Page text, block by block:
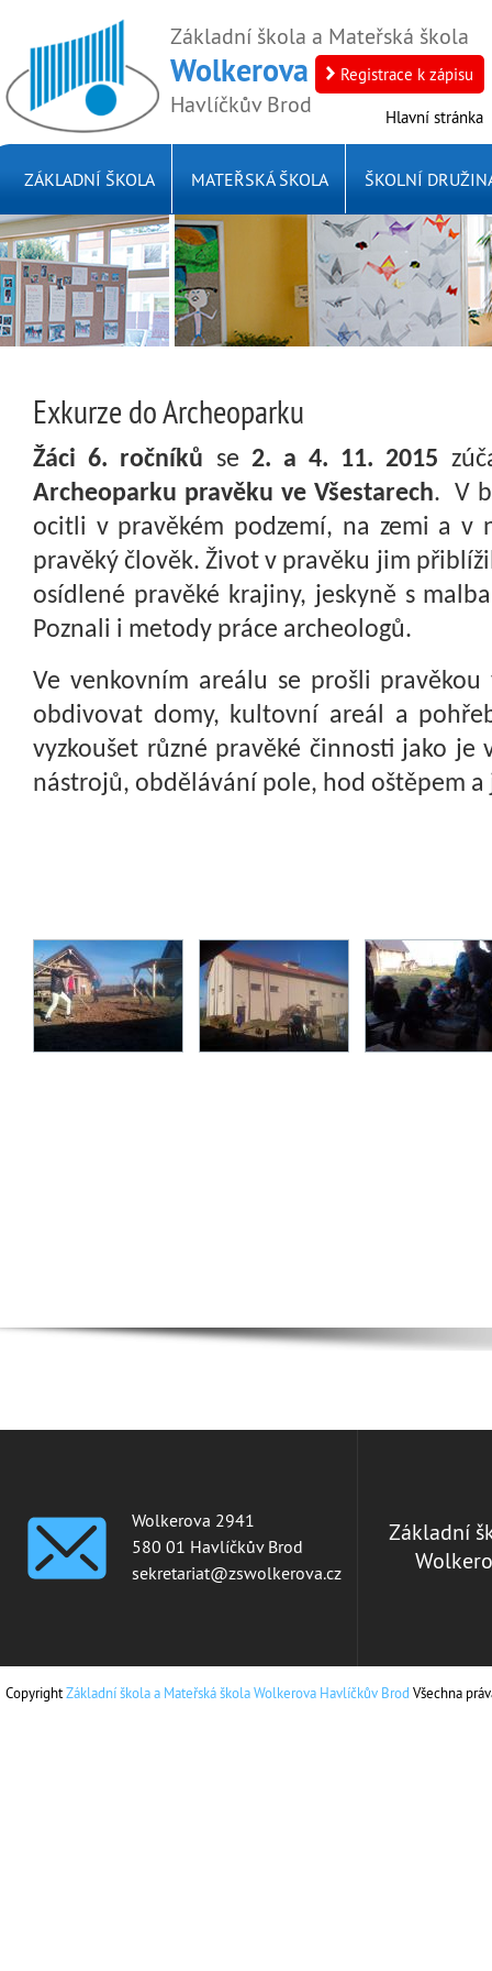
Základní škola a Mateřská škola
Wolkerova
Havlíčkův Brod
Registrace k zápisu
Hlavní stránka
ZÁKLADNÍ ŠKOLA MATEŘSKÁ ŠKOLA ŠKOLNÍ
Exkurze do Archeoparku
Žáci 6. ročníků se 2. a 4. 11. 2015
Archeoparku pravěku ve Všestarech. V
ocitli v pravěkém podzemí, na zemi a v
pravěký člověk. Život v pravěku jim
osídlené pravěké krajiny, jeskyně s
Poznali i metody práce archeologů.
Ve venkovním areálu se prošli
obdivovat domy, kultovní areál a
vyzkoušet různé pravěké činnosti jako je
nástrojů, obdělávání pole, hod oštěpem
Wolkerova 2941
580 01 Havlíčkův Brod
sekretariat@zswolkerova.cz
Základní
CopyrightZákladní škola a Mateřská škola Wolkerova Havlíčkův Brod Všechna